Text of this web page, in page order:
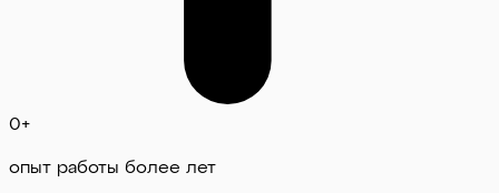
0+
опыт работы более лет